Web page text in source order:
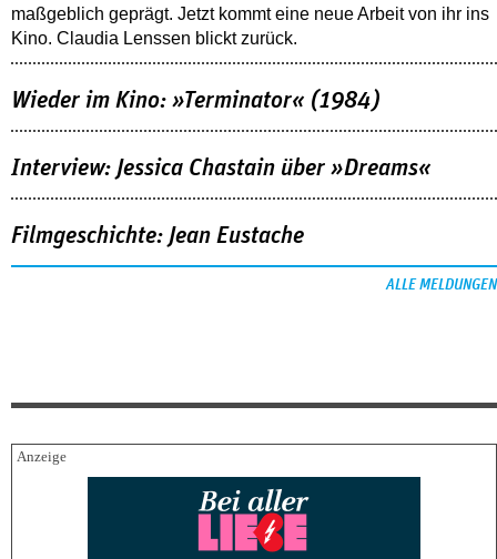
maßgeblich geprägt. Jetzt kommt eine neue Arbeit von ihr ins
Kino. Claudia Lenssen blickt zurück.
Wieder im Kino: »Terminator« (1984)
Interview: Jessica Chastain über »Dreams«
Filmgeschichte: Jean Eustache
ALLE MELDUNGEN